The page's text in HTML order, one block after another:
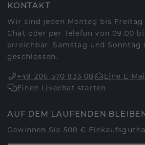
KONTAKT
Wir sind jeden Montag bis Freitag
Chat oder per Telefon von 09:00
erreichbar. Samstag und Sonntag
geschlossen.
+49 206 570 833 08
Eine E-
Einen Livechat starten
AUF DEM LAUFENDEN
Gewinnen Sie 500 €